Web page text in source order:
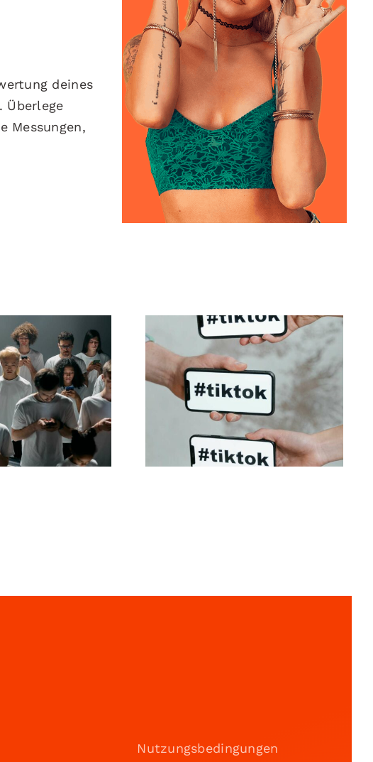
deines
Überlege
Messungen,
Gestaltung
Anzeigen,
Beste TikTok
Datenschutz-
Einstellungen 2024
Nutzungsbedingungen